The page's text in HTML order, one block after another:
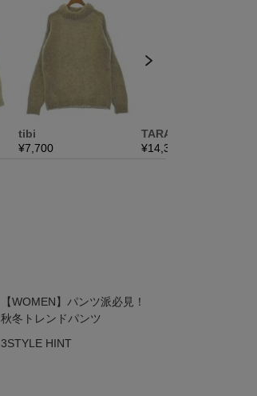
【WOMEN】パンツ派必見！
秋冬トレンドパンツ
3STYLE HINT